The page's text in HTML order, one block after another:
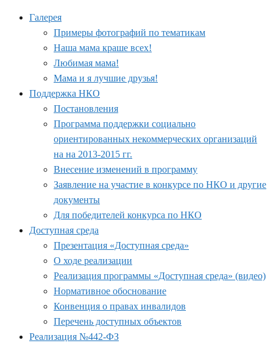
Галерея
Примеры фотографий по тематикам
Наша мама краше всех!
Любимая мама!
Мама и я лучшие друзья!
Поддержка НКО
Постановления
Программа поддержки социально
ориентированных некоммерческих организаций
на на 2013-2015 гг.
Внесение изменений в программу
Заявление на участие в конкурсе по НКО и другие
документы
Для победителей конкурса по НКО
Доступная среда
Презентация «Доступная среда»
О ходе реализации
Реализация программы «Доступная среда» (видео)
Нормативное обоснование
Конвенция о правах инвалидов
Перечень доступных объектов
Реализация №442-ФЗ